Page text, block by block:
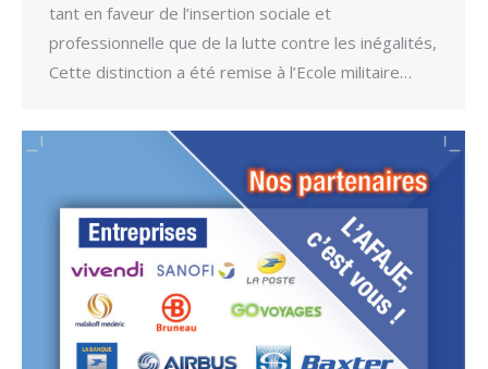
tant en faveur de l’insertion sociale et
professionnelle que de la lutte contre les inégalités,
Cette distinction a été remise à l’Ecole militaire…